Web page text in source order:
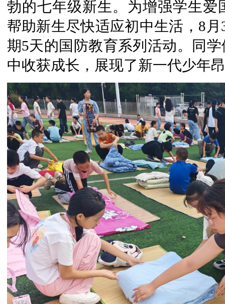
勃的七年级新生。为增强学生
帮助新生尽快适应初中生活，8
期5天的国防教育系列活动。同
中收获成长，展现了新一代少年